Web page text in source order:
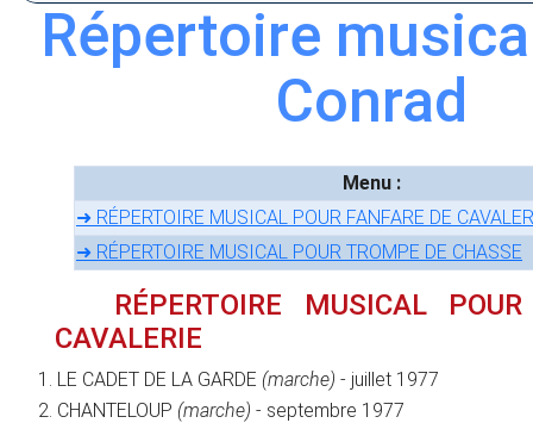
Répertoire
Conrad
Menu :
➜ RÉPERTOIRE MUSICAL POUR FANFARE DE
➜ RÉPERTOIRE MUSICAL POUR TROMPE DE CHASSE
RÉPERTOIRE MUSICAL
CAVALERIE
LE CADET DE LA GARDE (marche) - juillet 1977
CHANTELOUP (marche) - septembre 1977